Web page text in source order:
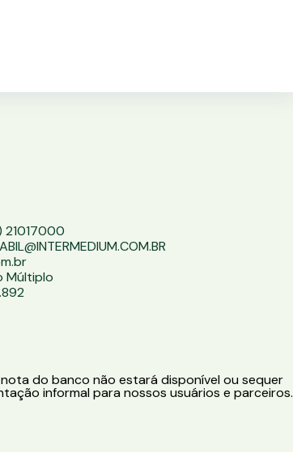
21017000
Múltiplo
do banco não estará disponível ou sequer
informal para nossos usuários e parceiros.